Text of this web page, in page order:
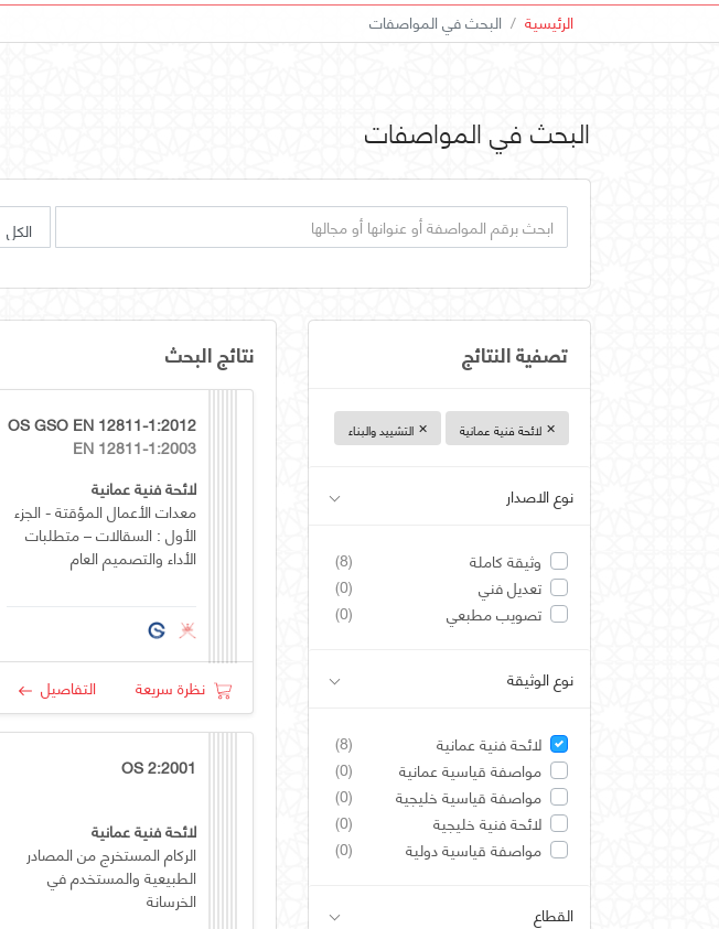
الرئيسية البحث في المواصفات
البحث في المواصفات
تصفية النتائج
✕ لائحة فنية عمانية ✕ التشييد والبناء
نوع الاصدار
وثيقة كاملة
(8)
تعديل فني
(0)
تصويب مطبعي
(0)
نوع الوثيقة
لائحة فنية عمانية
(8)
مواصفة قياسية عمانية
(0)
مواصفة قياسية خليجية
(0)
لائحة فنية خليجية
(0)
مواصفة قياسية دولية
(0)
القطاع
نتائج البحث
OS GSO EN 12811-1:2012
EN 12811-1:2003
لائحة فنية عمانية
معدات الأعمال المؤقتة - الجزء
الأول : السقالات – متطلبات
الأداء والتصميم العام
نظرة سريعة التفاصيل
OS 2:2001
لائحة فنية عمانية
الركام المستخرج من المصادر
الطبيعية والمستخدم في
الخرسانة